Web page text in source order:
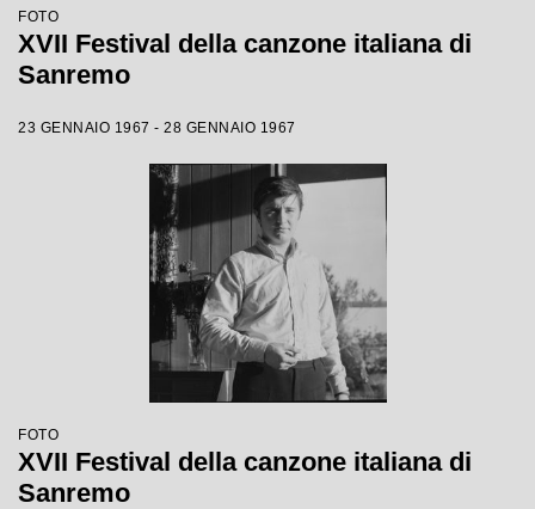
FOTO
XVII Festival della canzone italiana di
Sanremo
23 GENNAIO 1967 - 28 GENNAIO 1967
FOTO
XVII Festival della canzone italiana di
Sanremo